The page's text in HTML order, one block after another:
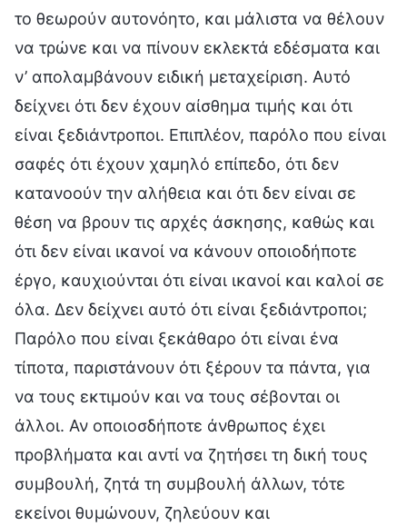
το θεωρούν αυτονόητο, και μάλιστα να θέλουν
να τρώνε και να πίνουν εκλεκτά εδέσματα και
ν’ απολαμβάνουν ειδική μεταχείριση. Αυτό
δείχνει ότι δεν έχουν αίσθημα τιμής και ότι
είναι ξεδιάντροποι. Επιπλέον, παρόλο που είναι
σαφές ότι έχουν χαμηλό επίπεδο, ότι δεν
κατανοούν την αλήθεια και ότι δεν είναι σε
θέση να βρουν τις αρχές άσκησης, καθώς και
ότι δεν είναι ικανοί να κάνουν οποιοδήποτε
έργο, καυχιούνται ότι είναι ικανοί και καλοί σε
όλα. Δεν δείχνει αυτό ότι είναι ξεδιάντροποι;
Παρόλο που είναι ξεκάθαρο ότι είναι ένα
τίποτα, παριστάνουν ότι ξέρουν τα πάντα, για
να τους εκτιμούν και να τους σέβονται οι
άλλοι. Αν οποιοσδήποτε άνθρωπος έχει
προβλήματα και αντί να ζητήσει τη δική τους
συμβουλή, ζητά τη συμβουλή άλλων, τότε
εκείνοι θυμώνουν, ζηλεύουν και